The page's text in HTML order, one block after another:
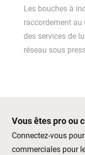
Les bouches à
raccordement
des services de
réseau sous
Vous êtes pro ou
Connectez-vous
commerciales pour